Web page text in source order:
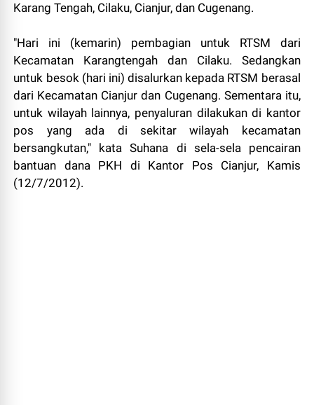
Karang Tengah, Cilaku, Cianjur, dan Cugenang.
"Hari ini (kemarin) pembagian untuk RTSM dari
Kecamatan Karangtengah dan Cilaku. Sedangkan
untuk besok (hari ini) disalurkan kepada RTSM berasal
dari Kecamatan Cianjur dan Cugenang. Sementara itu,
untuk wilayah lainnya, penyaluran dilakukan di kantor
pos yang ada di sekitar wilayah kecamatan
bersangkutan," kata Suhana di sela-sela pencairan
bantuan dana PKH di Kantor Pos Cianjur, Kamis
(12/7/2012).